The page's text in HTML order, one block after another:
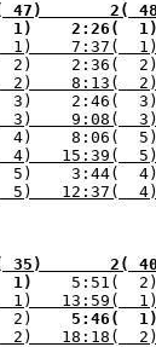
1(
1)
2:26(
7:37(
2)
8:13(
9:08(
15:39(
12:37(
1(
1)
5:51(
13:59(
2)
5:46(
18:18(